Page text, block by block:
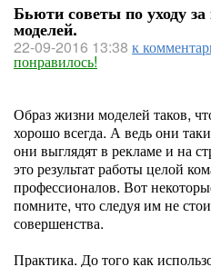
Бьюти советы по уходу
моделей.
22-09-2016 13:38 к
понравилось!
Образ жизни моделей таков,
хорошо всегда. А ведь они
они выглядят в рекламе и на
это результат работы целой
профессионалов. Вот
помните, что следуя им не
совершенства.
Практика. До того как